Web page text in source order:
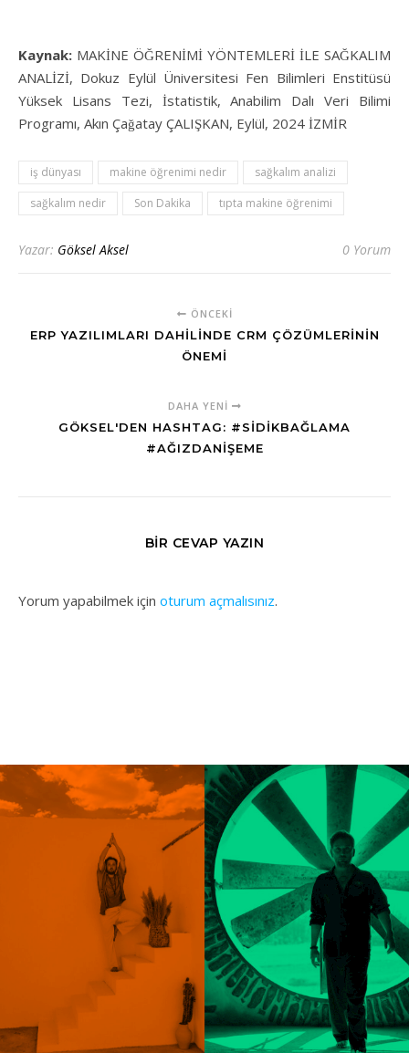
Kaynak: MAKİNE ÖĞRENİMİ YÖNTEMLERİ İLE SAĞKALIM
ANALİZİ, Dokuz Eylül Üniversitesi Fen Bilimleri Enstitüsü
Yüksek Lisans Tezi, İstatistik, Anabilim Dalı Veri Bilimi
Programı, Akın Çağatay ÇALIŞKAN, Eylül, 2024 İZMİR
iş dünyası makine öğrenimi nedir
sağkalım analizi
sağkalım nedir
Son Dakika tıpta makine öğrenimi
Yazar: Göksel Aksel 0 Yorum
ÖNCEKI
ERP YAZILIMLARI DAHILINDE CRM ÇÖZÜMLERININ
ÖNEMI
DAHA YENI
GÖKSEL'DEN HASHTAG: #SIDIKBAĞLAMA
#AĞIZDANİŞEME
BIR CEVAP YAZIN
Yorum yapabilmek için oturum açmalısınız.